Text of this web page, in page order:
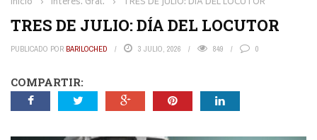
TRES DE JULIO: DÍA DEL LOCUTOR
PUBLICADO POR BARILOCHED 3 JULIO, 2026 849 0
COMPARTIR: